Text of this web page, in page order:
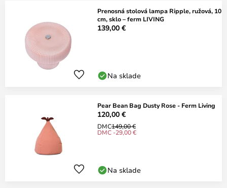
Prenosná stolová lampa Ripple, ružová, 10
cm, sklo – ferm LIVING
139,00 €
Na sklade
Pear Bean Bag Dusty Rose - Ferm Living
120,00 €
DMC149,00 €
DMC -29,00 €
Na sklade